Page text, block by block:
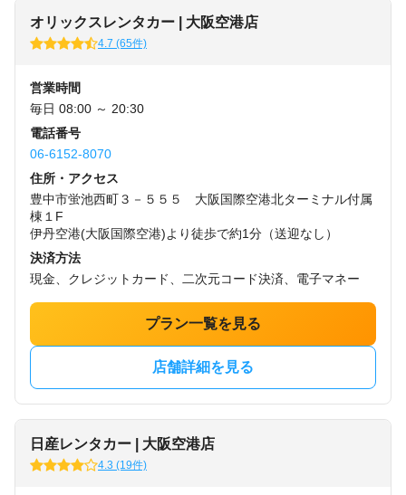
オリックスレンタカー | 大阪空港店
4.7 (65件)
営業時間
毎日 08:00 ～ 20:30
電話番号
06-6152-8070
住所・アクセス
豊中市蛍池西町３－５５５ 大阪国際空港北ターミナル付属
棟１F
伊丹空港(大阪国際空港)より徒歩で約1分（送迎なし）
決済方法
現金、クレジットカード、二次元コード決済、電子マネー
プラン一覧を見る
店舗詳細を見る
日産レンタカー | 大阪空港店
4.3 (19件)